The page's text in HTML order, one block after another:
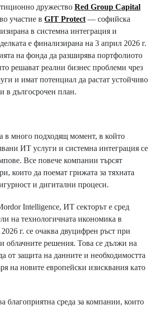
дружество Red Group Capital
участие в GIT Protect — софийска
в системна интеграция и
е финализирана на 3 април 2026 г.
на фонда да разширява портфолиото
решават реални бизнес проблеми чрез
и имат потенциал да растат устойчиво
в дългосрочен план.
в много подходящ момент, в който
ИТ услуги и системна интеграция се
Все повече компании търсят
които да поемат грижата за тяхната
и дигитални процеси.
Intelligence, ИТ секторът е сред
на технологичната икономика в
г. се очаква двуцифрен ръст при
облачните решения. Това се дължи на
от защита на данните и необходимостта
на новите европейски изисквания като
благоприятна среда за компании, които